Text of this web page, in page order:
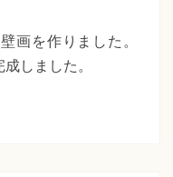
画を作りました。
しました。